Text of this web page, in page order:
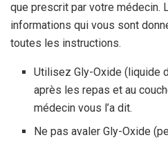
que prescrit par votre médecin.
informations qui vous sont
toutes les instructions.
Utilisez Gly-Oxide (liquide
après les repas et au
médecin vous l’a dit.
Ne pas avaler Gly-Oxide